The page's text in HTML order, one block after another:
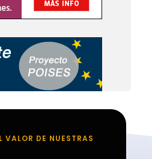
VALOR DE NUESTRAS